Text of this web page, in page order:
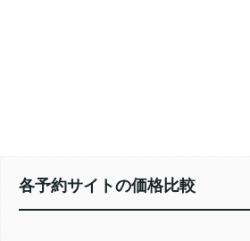
各予約サイトの価格比較